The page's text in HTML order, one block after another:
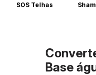
SOS Telhas
Base